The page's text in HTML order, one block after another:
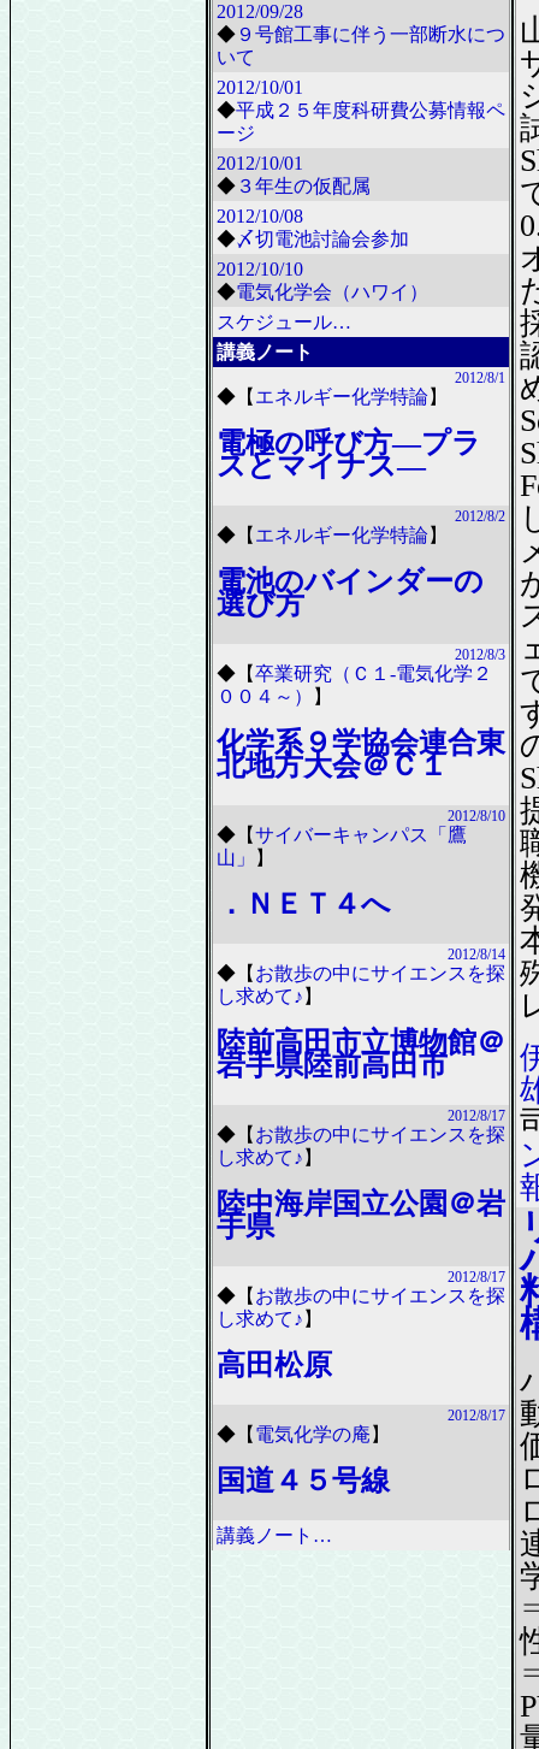
2012/09/28
◆ ９号館工事に伴う一部断水につ
いて
2012/10/01
◆平成２５年度科研費公募情報ペ
ージ
2012/10/01
◆ ３年生の仮配属
2012/10/08
◆〆切電池討論会参加
2012/10/10
◆電気化学会（ハワイ）
スケジュール…
講義ノート
2012/8/1
◆ 【 エネルギー化学特論】
電極の呼び方―プラ
スとマイナス―
2012/8/2
◆ 【 エネルギー化学特論】
電池のバインダーの
選び方
2012/8/3
◆ 【卒業研究（Ｃ１-電気化学２
００４～）
】
化学系９学協会連合東
北地方大会＠Ｃ１
2012/8/10
◆ 【サイバーキャンパス「鷹
山」
】
．ＮＥＴ４へ
2012/8/14
◆ 【 お散歩の中にサイエンスを探
し求めて♪ 】
陸前高田市立博物館＠
岩手県陸前高田市
2012/8/17
◆ 【 お散歩の中にサイエンスを探
し求めて♪ 】
陸中海岸国立公園＠岩
手県
2012/8/17
◆ 【 お散歩の中にサイエンスを探
し求めて♪ 】
高田松原
2012/8/17
◆ 【 電気化学の庵 】
国道４５号線
講義ノート…